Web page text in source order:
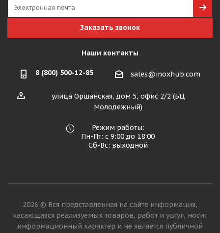
Заказать звонок
Наши контакты
8 (800) 500-12-85 sales@inoxhub.com
улица Оршанская, дом 5, офис 2/2 (БЦ
Молодежный)
Режим работы:
Пн-Пт: с 9:00 до 18:00
Сб-Вс: выходной
2026 © Вся представленная на сайте информация,
касающаяся реализуемых товаров, работ и услуг, носит
информационный характер и не является публичной